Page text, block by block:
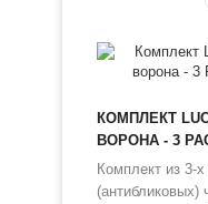
КОМПЛЕКТ
ВОРОНА - 3
Комплект из 3-
(антибликовых)